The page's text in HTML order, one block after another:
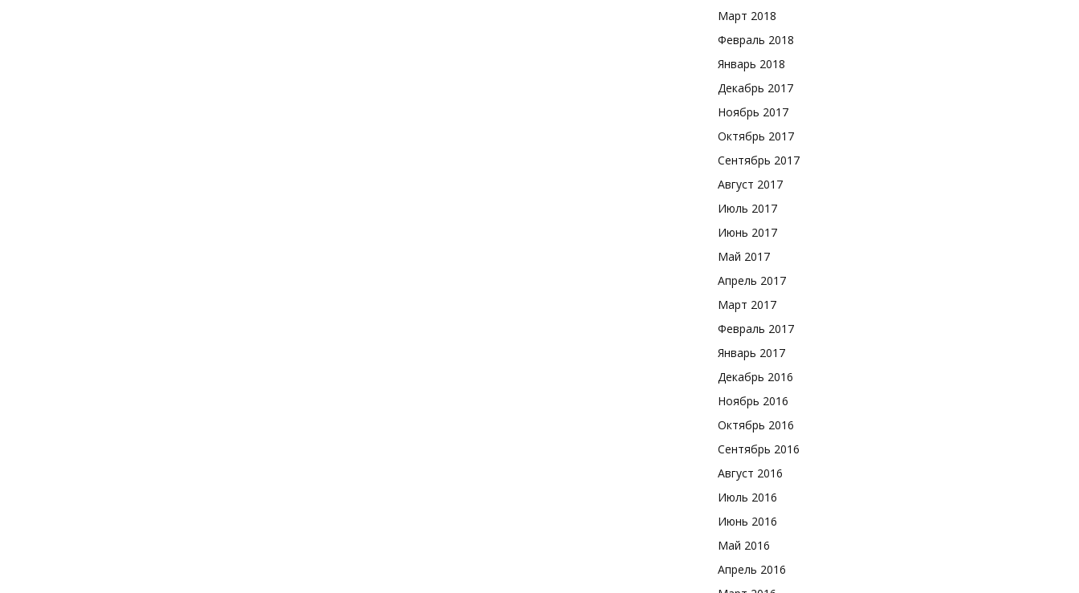
Март 2018
Февраль 2018
Январь 2018
Декабрь 2017
Ноябрь 2017
Октябрь 2017
Сентябрь 2017
Август 2017
Июль 2017
Июнь 2017
Май 2017
Апрель 2017
Март 2017
Февраль 2017
Январь 2017
Декабрь 2016
Ноябрь 2016
Октябрь 2016
Сентябрь 2016
Август 2016
Июль 2016
Июнь 2016
Май 2016
Апрель 2016